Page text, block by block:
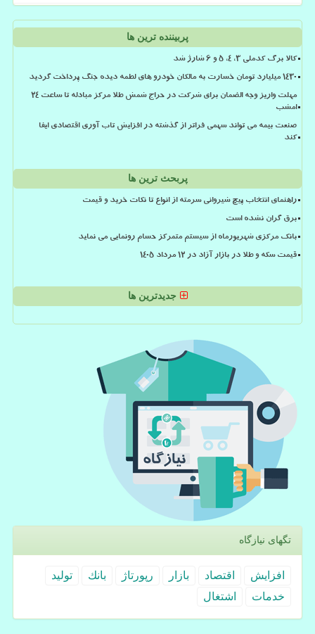
پربیننده ترین ها
کالا برگ کدملی 3، 4، 5 و 6 شارژ شد
۱۴۳۰ میلیارد تومان خسارت به مالکان خودرو های لطمه دیده جنگ پرداخت گردید
مهلت واریز وجه الضمان برای شرکت در حراج شمش طلا مرکز مبادله تا ساعت ۲۴
امشب
صنعت بیمه می تواند سهمی فراتر از گذشته در افزایش تاب آوری اقتصادی ایفا
کند
پربحث ترین ها
راهنمای انتخاب پیچ شیروانی سرمته از انواع تا نکات خرید و قیمت
برق گران نشده است
بانک مرکزی شهریورماه از سیستم متمرکز حسام رونمایی می نماید
قیمت سکه و طلا در بازار آزاد در ۱۲ مرداد ۱۴۰۵
جدیدترین ها
تگهای نیازگاه
افزایش اقتصاد بازار رپورتاژ بانك
تولید
خدمات
اشتغال